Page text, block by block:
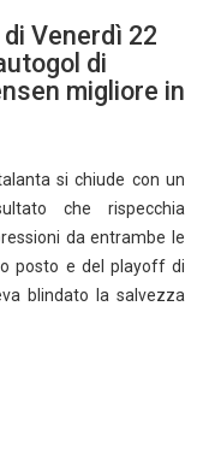
Venerdì 22
di
migliore in
si chiude con un
che rispecchia
da entrambe le
posto e del playoff di
blindato la salvezza